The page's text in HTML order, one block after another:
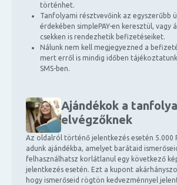
történhet.
Tanfolyami résztvevőink az egyszerűbb
érdekében simplePAY-en keresztül, vagy
csekken is rendezhetik befizetéseiket.
Nálunk nem kell megjegyezned a
mert erről is mindig időben
SMS-ben.
Ajándékok a
elvégzőknek
Az oldalról történő jelentkezés esetén 5.000
adunk ajándékba, amelyet barátaid
felhasználhatsz korlátlanul egy következő
jelentkezés esetén. Ezt a kupont
hogy ismerőseid rögtön kedvezménnyel